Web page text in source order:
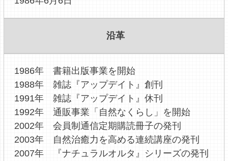
沿革
1986年 書籍出版事業を開始
1988年 雑誌『アップデイト』創刊
1991年 雑誌『アップデイト』休刊
1992年 通販事業「自然なくらし」を開始
2002年 会員制通信定期購読冊子の発刊
2003年 自然治癒力を高める連続講座の発刊
2007年 『ナチュラルオルタ』シリーズの発刊